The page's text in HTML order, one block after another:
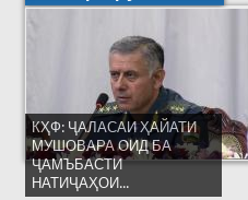
КҲФ: ҶАЛАСАИ ҲАЙАТИ
МУШОВАРА ОИД БА
ҶАМЪБАСТИ
НАТИҶАҲОИ...